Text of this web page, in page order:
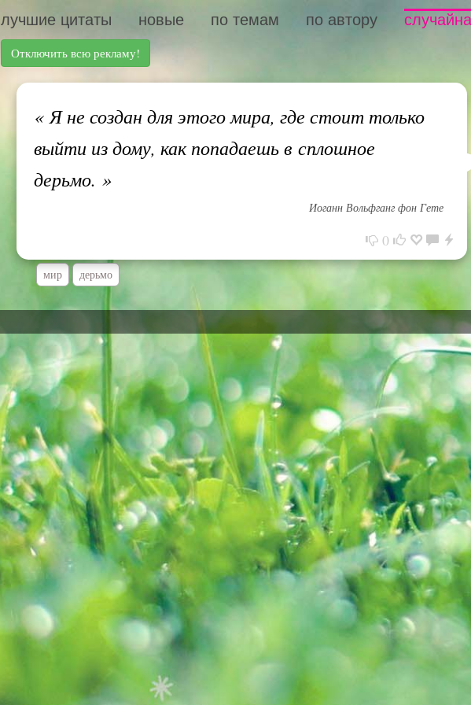
лучшие цитаты новые по темам по автору
Отключить всю рекламу!
«Я не создан для этого мира, где стоит только
выйти из дому, как попадаешь в сплошное
дерьмо. »
Иоганн Вольфганг фон Гете
0
мир дерьмо